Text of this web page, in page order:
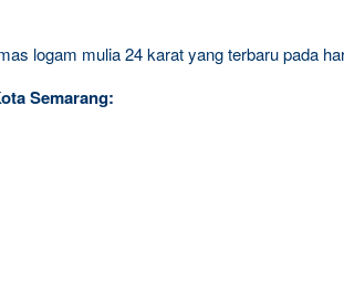
logam mulia 24 karat yang terbaru pada
Semarang: